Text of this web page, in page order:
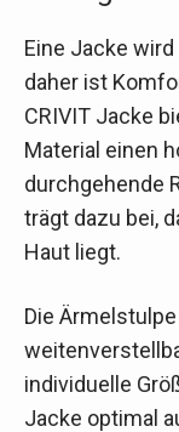
Eine Jacke
daher ist
CRIVIT Jacke
Material einen
durchgehende
trägt dazu bei,
Haut liegt.
Die
individuelle
Jacke optimal